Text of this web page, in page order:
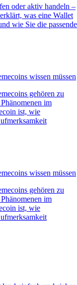
oder aktiv handeln –
was eine Wallet
wie Sie die passende
wissen müssen
gehören zu
im
ist, wie
wissen müssen
gehören zu
im
ist, wie